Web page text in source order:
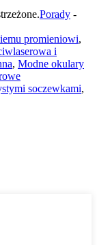
Porady -
promieniowi,
i
, Modne okulary
soczewkami,